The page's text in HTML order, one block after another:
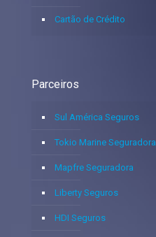
Cartão de Crédito
Parceiros
Sul América Seguros
Tokio Marine Seguradora
Mapfre Seguradora
Liberty Seguros
HDI Seguros